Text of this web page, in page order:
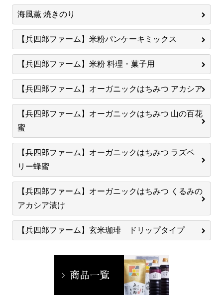
海風薫 焼きのり
【兵四郎ファーム】米粉パンケーキミックス
【兵四郎ファーム】米粉 料理・菓子用
【兵四郎ファーム】オーガニックはちみつ アカシア
【兵四郎ファーム】オーガニックはちみつ 山の百花
蜜
【兵四郎ファーム】オーガニックはちみつ ラズベ
リー蜂蜜
【兵四郎ファーム】オーガニックはちみつ くるみの
アカシア漬け
【兵四郎ファーム】玄米珈琲 ドリップタイプ